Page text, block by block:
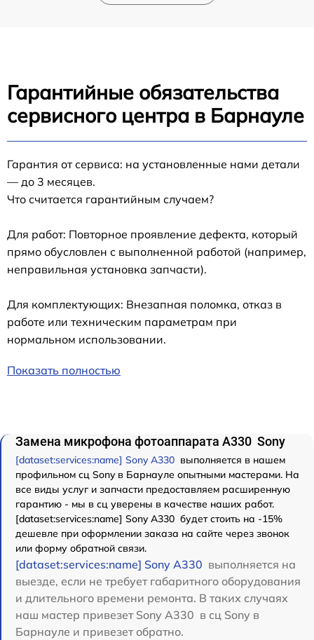
Гарантийные обязательства
сервисного центра в Барнауле
Гарантия от сервиса: на установленные нами детали
— до 3 месяцев.
Что считается гарантийным случаем?
Для работ: Повторное проявление дефекта, который
прямо обусловлен с выполненной работой (например,
неправильная установка запчасти).
Для комплектующих: Внезапная поломка, отказ в
работе или техническим параметрам при
нормальном использовании.
Показать полностью
Замена микрофона фотоаппарата A330 Sony
[dataset:services:name] Sony A330 выполняется в нашем
профильном сц Sony в Барнауле опытными мастерами. На
все виды услуг и запчасти предоставляем расширенную
гарантию - мы в сц уверены в качестве наших работ.
[dataset:services:name] Sony A330 будет стоить на -15%
дешевле при оформлении заказа на сайте через звонок
или форму обратной связи.
[dataset:services:name] Sony A330 выполняется на
выезде, если не требует габаритного оборудования
и длительного времени ремонта. В таких случаях
наш мастер привезет Sony A330 в сц Sony в
Барнауле и привезет обратно.